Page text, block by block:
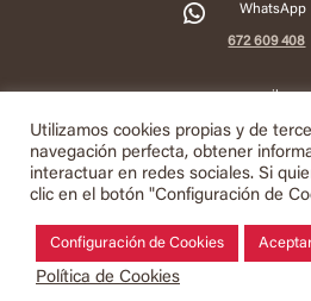
2 WhatsApp
672 609 408
e-mail
Política de
Política de
Termes i Ús de la
Condicions de
Utilizamos cookies propias y de
navegación perfecta, obtener
interactuar en redes sociales. Si
clic en el botón "Configuración de
Configuración de Cookies
Política de Cookies